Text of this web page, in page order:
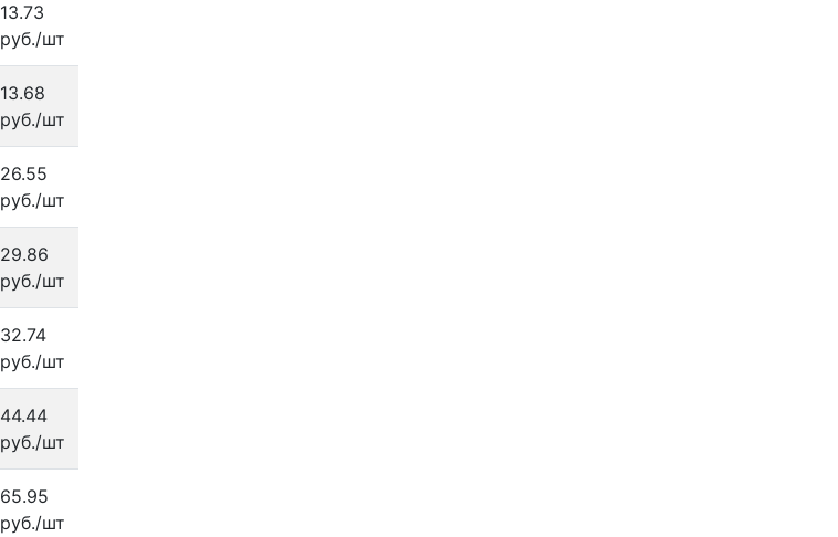
13.73
руб./шт
13.68
руб./шт
26.55
руб./шт
29.86
руб./шт
32.74
руб./шт
44.44
руб./шт
65.95
руб./шт